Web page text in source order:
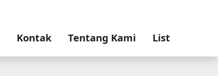
Kontak Tentang Kami List